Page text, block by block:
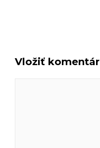
Vložiť komentár